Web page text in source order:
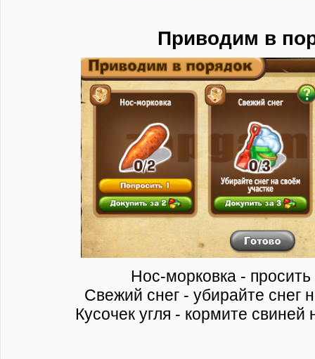
​Приводим в
Нос-морковка -
Свежий снег - убирайте снег
Кусочек угля - кормите